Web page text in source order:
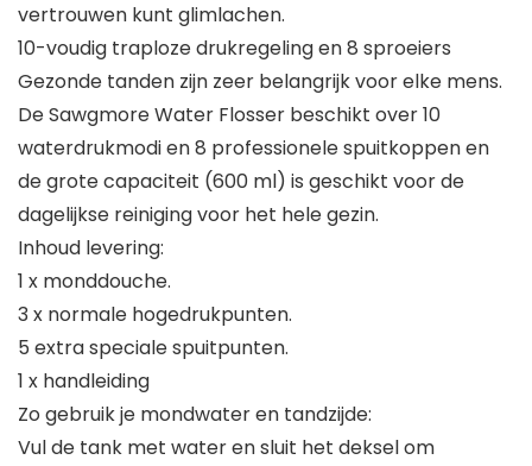
vertrouwen kunt glimlachen.
10-voudig traploze drukregeling en 8 sproeiers
Gezonde tanden zijn zeer belangrijk voor elke mens.
De Sawgmore Water Flosser beschikt over 10
waterdrukmodi en 8 professionele spuitkoppen en
de grote capaciteit (600 ml) is geschikt voor de
dagelijkse reiniging voor het hele gezin.
Inhoud levering:
1 x monddouche.
3 x normale hogedrukpunten.
5 extra speciale spuitpunten.
1 x handleiding
Zo gebruik je mondwater en tandzijde:
Vul de tank met water en sluit het deksel om